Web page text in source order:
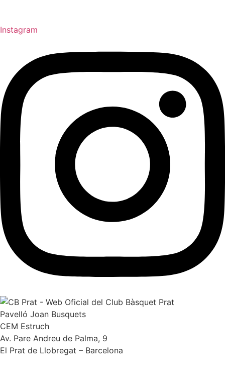
Instagram
Pavelló Joan Busquets
CEM Estruch
Av. Pare Andreu de Palma, 9
El Prat de Llobregat – Barcelona